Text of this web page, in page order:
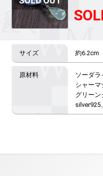
約6.2cm
ソーダ
シャーマ
グリーン
silver925